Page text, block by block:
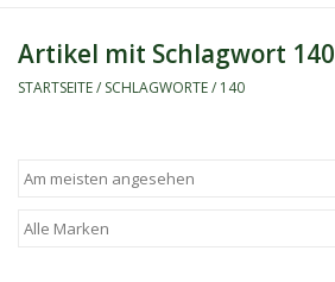
Camping/Outdoor
Marken
Artikel mit Schlagwort 140
STARTSEITE/ SCHLAGWORTE/ 140